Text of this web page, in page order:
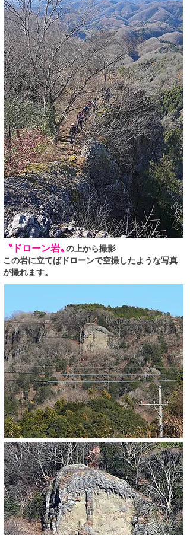
〝ドローン岩〟の上から撮影
この岩に立てばドローンで空撮したような写真
が撮れます。